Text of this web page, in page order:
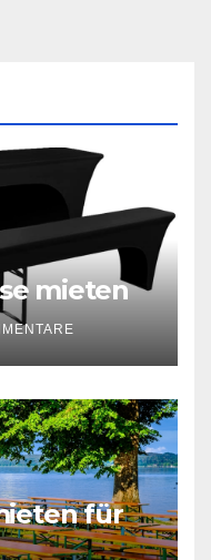
mieten
für